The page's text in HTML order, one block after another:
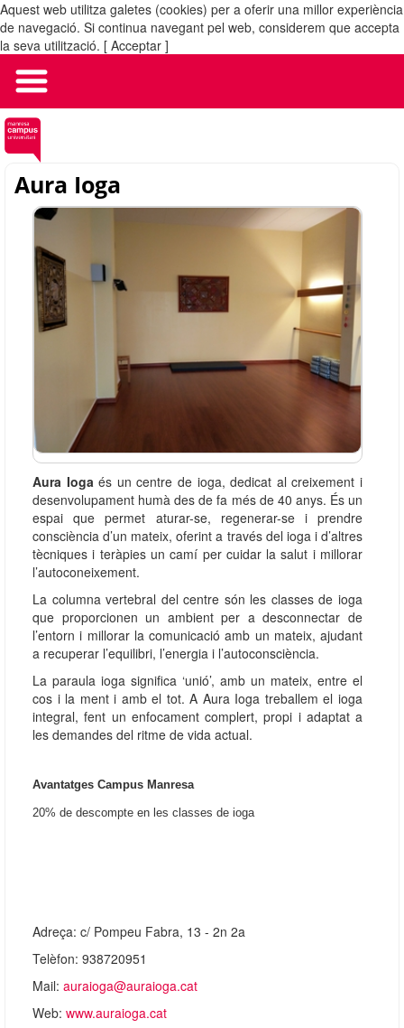
Aquest web utilitza galetes (cookies) per a oferir una millor experiència
de navegació. Si continua navegant pel web, considerem que accepta
la seva utilització. [ Acceptar ]
MENÚ
Aura Ioga
Aura Iogaés un centre de ioga, dedicat al creixement i
desenvolupament humà des de fa més de 40 anys. És un
espai que permet aturar-se, regenerar-se i prendre
consciència d’un mateix, oferint a través del ioga i d’altres
tècniques i teràpies un camí per cuidar la salut i millorar
l’autoconeixement.
La columna vertebral del centre són les classes de ioga
que proporcionen un ambient per a desconnectar de
l’entorn i millorar la comunicació amb un mateix, ajudant
a recuperar l’equilibri, l’energia i l’autoconsciència.
La paraula ioga significa ‘unió’, amb un mateix, entre el
cos i la ment i amb el tot. A Aura Ioga treballem el ioga
integral, fent un enfocament complert, propi i adaptat a
les demandes del ritme de vida actual.
Avantatges Campus Manresa
20% de descompte en les classes de ioga
Adreça: c/ Pompeu Fabra, 13 - 2n 2a
Telèfon: 938720951
Mail: auraioga@auraioga.cat
Web: www.auraioga.cat